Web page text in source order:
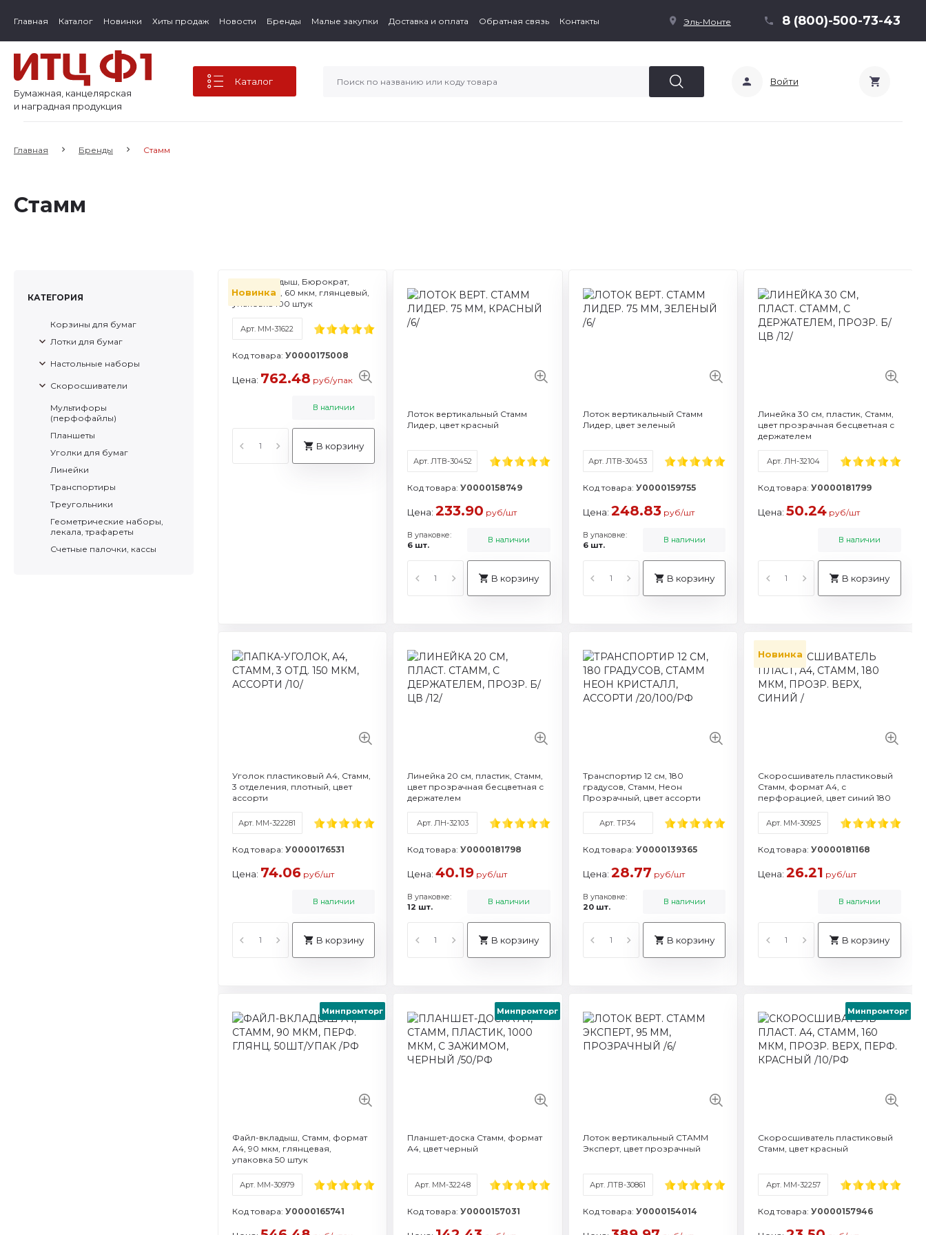
Главная Каталог Новинки Хиты продаж Новости Бренды Малые закупки Доставка и оплата Обратная связь Контакты Эль-Монте 8 (800)-500-73-43
Бумажная, канцелярская
и наградная продукция
Каталог Войти
Главная Бренды Стамм
Стамм
КАТЕГОРИЯ
Корзины для бумаг
Лотки для бумаг
Настольные наборы
Скоросшиватели
Мультифоры
(перфофайлы)
Планшеты
Уголки для бумаг
Линейки
Транспортиры
Треугольники
Геометрические наборы,
лекала, трафареты
Счетные палочки, кассы
Новинка
Файл-вкладыш, Бюрократ,
формат А4, 60 мкм, глянцевый,
упаковка 100 штук
Арт. ММ-31622
Код товара: У0000175008
Цена: 762.48 руб/упак
В наличии
В корзину
Артикул: ММ-31622
Формат / объем: A4
Торговая марка: Стамм
Лоток вертикальный Стамм
Лидер, цвет красный
Арт. ЛТВ-30452
Код товара:У0000158749
Цена: 233.90 руб/шт
В упаковке:
6 шт.
В наличии
В корзину
Артикул: ЛТВ-30452
Торговая марка: Стамм
Смотреть все характеристики
Лоток вертикальный Стамм
Лидер, цвет зеленый
Арт. ЛТВ-30453
Код товара: У0000159755
Цена: 248.83руб/шт
В упаковке:
6 шт.
В наличии
В корзину
Артикул: ЛТВ-30453
Торговая марка: Стамм
Смотреть все характеристики
Линейка 30 см, пластик, Стамм,
цвет прозрачная бесцветная с
держателем
Арт. ЛН-32104
Код товара:У0000181799
Цена:50.24 руб/шт
В наличии
В корзину
Артикул: ЛН-32104
Торговая марка: Стамм
Смотреть все характеристики
Уголок пластиковый А4, Стамм,
3 отделения, плотный, цвет
ассорти
Арт. ММ-322281
Код товара: У0000176531
Цена: 74.06руб/шт
В наличии
В корзину
Артикул: ММ-322281
Формат / объем: A4
Торговая марка: Стамм
Смотреть все характеристики
Линейка 20 см, пластик, Стамм,
цвет прозрачная бесцветная с
держателем
Арт. ЛН-32103
Код товара:У0000181798
Цена:40.19 руб/шт
В упаковке:
12 шт.
В наличии
В корзину
Артикул: ЛН-32103
Торговая марка: Стамм
Смотреть все характеристики
Транспортир 12 см, 180
градусов, Стамм, Неон
Прозрачный, цвет ассорти
Арт. ТР34
Код товара: У0000139365
Цена: 28.77 руб/шт
В упаковке:
20 шт.
В наличии
В корзину
Артикул: ТР34
Торговая марка: Стамм
Смотреть все характеристики
Новинка
Скоросшиватель пластиковый
Стамм, формат А4, с
перфорацией, цвет синий 180
Арт. ММ-30925
Код товара:У0000181168
Цена: 26.21 руб/шт
В наличии
В корзину
Артикул: ММ-30925
Формат / объем: A4
Торговая марка: Стамм
Смотреть все характеристики
Минпромторг
Файл-вкладыш, Стамм, формат
А4, 90 мкм, глянцевая,
упаковка 50 штук
Арт. ММ-30979
Код товара: У0000165741
Артикул: ММ-30979
Формат / объем: A4
Торговая марка: Стамм
Смотреть все характеристики
Минпромторг
Планшет-доска Стамм, формат
А4, цвет черный
Арт. ММ-32248
Код товара:У0000157031
Артикул: ММ-32248
Формат / объем: A4
Торговая марка: Стамм
Лоток вертикальный СТАММ
Эксперт, цвет прозрачный
Арт. ЛТВ-30861
Код товара: У0000154014
Артикул: ЛТВ-30861
Торговая марка: Стамм
Смотреть все характеристики
Минпромторг
Скоросшиватель пластиковый
Стамм, цвет красный
Арт. ММ-32257
Код товара:У0000157946
Артикул: ММ-32257
Формат / объем: A4
Торговая марка: Стамм